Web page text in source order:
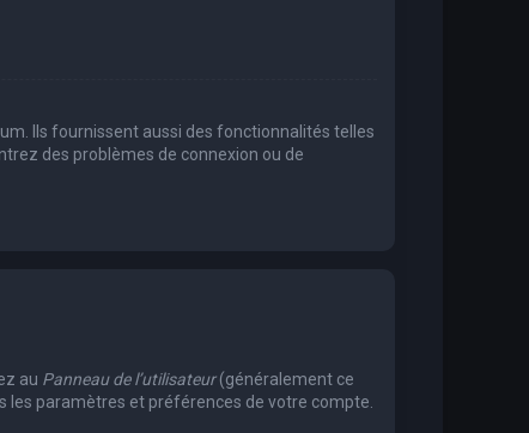
Ils fournissent aussi des fonctionnalités telles
des problèmes de connexion ou de
au Panneau de l’utilisateur(généralement ce
les paramètres et préférences de votre compte.